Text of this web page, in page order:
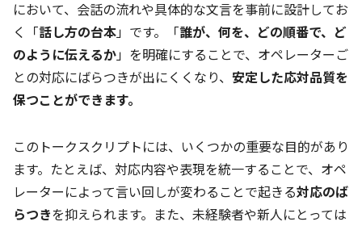
において、会話の流れや具体的な文言を事前に設計してお
く「話し方の台本」です。「誰が、何を、どの順番で、ど
のように伝えるか」を明確にすることで、オペレーターご
との対応にばらつきが出にくくなり、 安定した応対品質を
保つことができます。
このトークスクリプトには、いくつかの重要な目的があり
ます。たとえば、対応内容や表現を統一することで、オペ
レーターによって言い回しが変わることで起きる対応のば
らつきを抑えられます。また、未経験者や新人にとっては